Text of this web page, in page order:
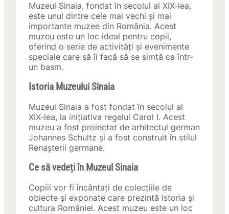
Muzeul Sinaia, fondat în secolul al XIX-lea,
este unul dintre cele mai vechi și mai
importante muzee din România. Acest
muzeu este un loc ideal pentru copii,
oferind o serie de activități și evenimente
speciale care să îi facă să se simtă ca într-
un basm.
Istoria Muzeului Sinaia
Muzeul Sinaia a fost fondat în secolul al
XIX-lea, la inițiativa regelui Carol I. Acest
muzeu a fost proiectat de arhitectul german
Johannes Schultz și a fost construit în stilul
Renașterii germane.
Ce să vedeți în Muzeul Sinaia
Copiii vor fi încântați de colecțiile de
obiecte și exponate care prezintă istoria și
cultura României. Acest muzeu este un loc